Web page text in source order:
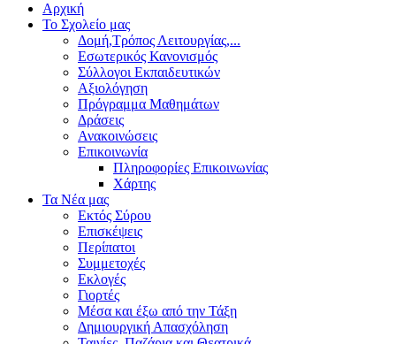
Αρχική
Το Σχολείο μας
Δομή,Τρόπος Λειτουργίας,...
Εσωτερικός Κανονισμός
Σύλλογοι Εκπαιδευτικών
Αξιολόγηση
Πρόγραμμα Μαθημάτων
Δράσεις
Ανακοινώσεις
Επικοινωνία
Πληροφορίες Επικοινωνίας
Χάρτης
Τα Νέα μας
Εκτός Σύρου
Επισκέψεις
Περίπατοι
Συμμετοχές
Εκλογές
Γιορτές
Μέσα και έξω από την Τάξη
Δημιουργική Απασχόληση